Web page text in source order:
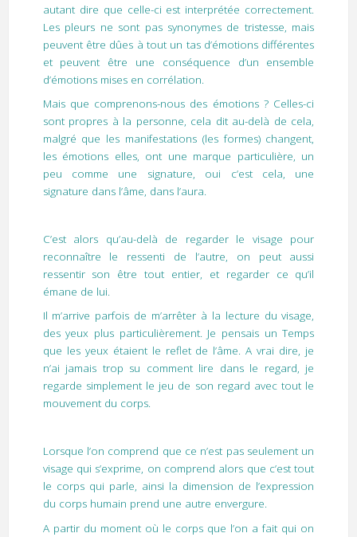
autant dire que celle-ci est interprétée correctement.
Les pleurs ne sont pas synonymes de tristesse, mais
peuvent être dûes à tout un tas d’émotions différentes
et peuvent être une conséquence d’un ensemble
d’émotions mises en corrélation.
Mais que comprenons-nous des émotions ? Celles-ci
sont propres à la personne, cela dit au-delà de cela,
malgré que les manifestations (les formes) changent,
les émotions elles, ont une marque particulière, un
peu comme une signature, oui c’est cela, une
signature dans l’âme, dans l’aura.
C’est alors qu’au-delà de regarder le visage pour
reconnaître le ressenti de l’autre, on peut aussi
ressentir son être tout entier, et regarder ce qu’il
émane de lui.
Il m’arrive parfois de m’arrêter à la lecture du visage,
des yeux plus particulièrement. Je pensais un Temps
que les yeux étaient le reflet de l’âme. A vrai dire, je
n’ai jamais trop su comment lire dans le regard, je
regarde simplement le jeu de son regard avec tout le
mouvement du corps.
Lorsque l’on comprend que ce n’est pas seulement un
visage qui s’exprime, on comprend alors que c’est tout
le corps qui parle, ainsi la dimension de l’expression
du corps humain prend une autre envergure.
A partir du moment où le corps que l’on a fait qui on